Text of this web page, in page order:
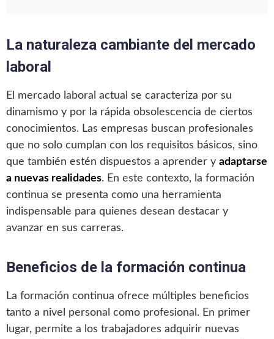
La naturaleza cambiante del mercado
laboral
El mercado laboral actual se caracteriza por su
dinamismo y por la rápida obsolescencia de ciertos
conocimientos. Las empresas buscan profesionales
que no solo cumplan con los requisitos básicos, sino
que también estén dispuestos a aprender y adaptarse
a nuevas realidades. En este contexto, la formación
continua se presenta como una herramienta
indispensable para quienes desean destacar y
avanzar en sus carreras.
Beneficios de la formación continua
La formación continua ofrece múltiples beneficios
tanto a nivel personal como profesional. En primer
lugar, permite a los trabajadores adquirir nuevas